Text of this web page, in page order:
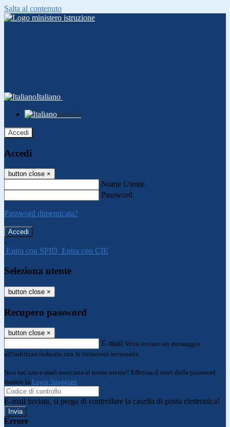
Salta al contenuto
Italiano
Italiano
Accedi
Accedi
button close ×
Nome Utente
Password
Password dimenticata?
-
Entra con SPID Entra con CIE
Seleziona utente
button close ×
Recupero password
button close ×
E-mail Verrà inviato un messaggio
all'indirizzo indicato con le istruzioni necessarie.
Non hai una e-mail associata al nome utente? Effettua il reset della password
tramite la Login Spaggiari
E-mail inviata, si prega di controllare la casella di posta elettronica!
Errore